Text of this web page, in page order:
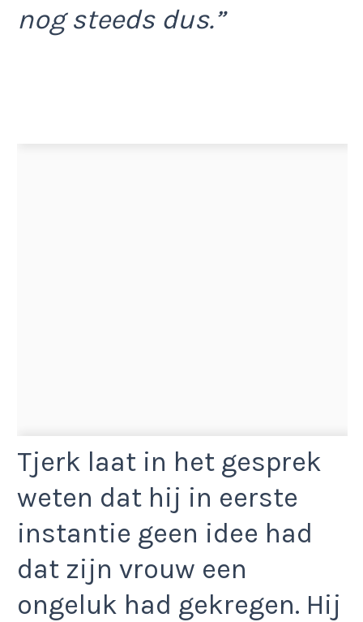
nog steeds dus.”
Tjerk laat in het gesprek
weten dat hij in eerste
instantie geen idee had
dat zijn vrouw een
ongeluk had gekregen. Hij